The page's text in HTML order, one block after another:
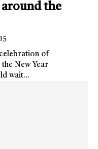
the
of
New Year
wait...